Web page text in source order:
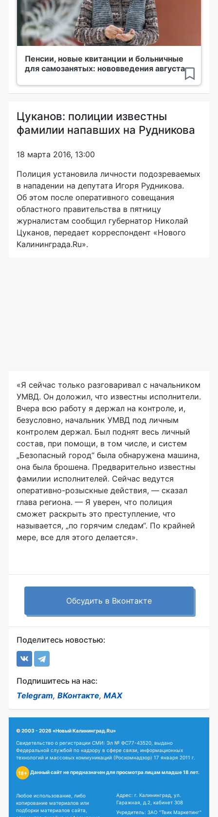
Пенсии, новые квитанции и больничные
для самозанятых: нововведения августа
Цуканов: полиции известны
фамилии напавших на Рудникова
18 марта 2016, 13:00
Полиция установила личности подозреваемых
в нападении на депутата Игоря Рудникова.
Об этом после оперативного совещания
областного правительства в пятницу
журналистам сообщил губернатор Николай
Цуканов, передает корреспондент «Нового
Калининграда.Ru».
«Я сейчас только разговаривал с начальником
УМВД. Он доложил, что известны исполнители.
Вчера всю работу я держал на контроле, и,
безусловно, начальник УМВД под личным
контролем держал. Был поднят весь личный
состав, при помощи, в том числе, и систем
„Безопасный город“ была обнаружена машина,
она была брошена. Предварительно известны
фамилии исполнителей. Сейчас ведутся
оперативно-розыскные действия, — сказал
глава региона. — Я уверен, что полиция
сможет раскрыть это преступление, что
называется, „по горячим следам“. По крайней
мере, все для этого делается».
Обсудить в Вконтакте
Поделитесь новостью:
Подпишитесь на нас:
Telegram, ВКонтакте, MAX
© 2003 - 2026 «Новый Калининград.Ru»
Свидетельство о регистрации СМИ: Эл № ФС77-43520, выдано
Федеральной службой по надзору в сфере связи, информационных
технологий и массовых коммуникаций (Роскомнадзор) 17 января 2011 г.
18+ Данный сайт не предназначен для просмотра лицам младше 18 лет.
Любое использование, либо
копирование материалов или
подборки материалов сайта,
Адрес: г. Калининград, ул.
Гаражная, д.2, кабинет 308
Учредитель: ЗАО "Твик Маркетинг"